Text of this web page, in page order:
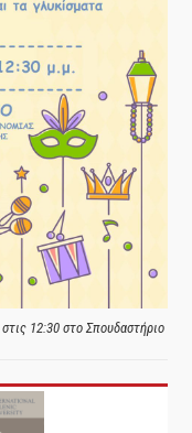
12:30 στο Σπουδαστήριο